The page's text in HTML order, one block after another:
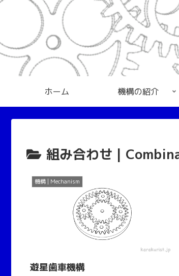
ホーム 機構の紹介
組み合わせ |
機構 | Mechanism
遊星歯車機構